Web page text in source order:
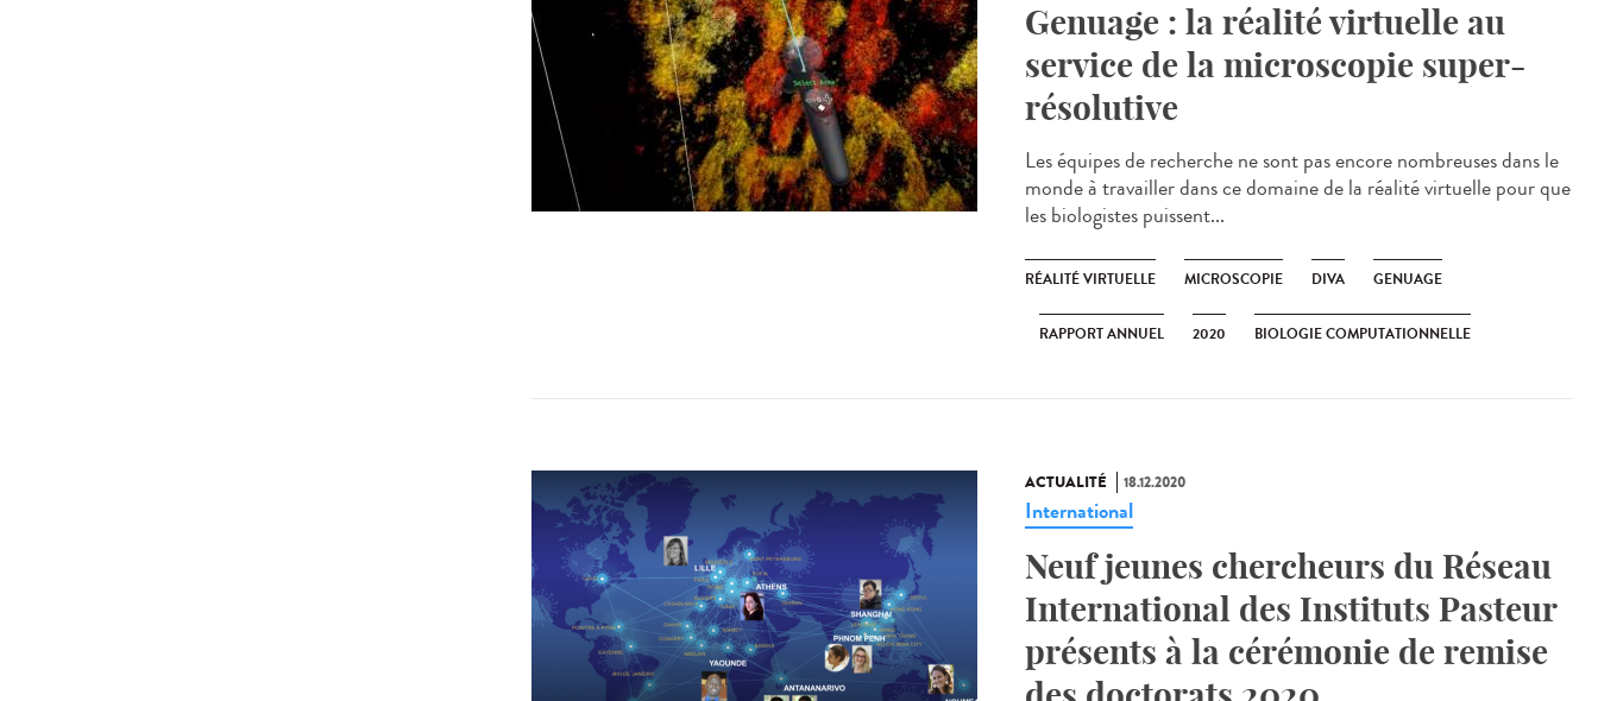
Genuage : la réalité virtuelle au
service de la microscopie super-
résolutive
Les équipes de recherche ne sont pas encore nombreuses dans le
monde à travailler dans ce domaine de la réalité virtuelle pour que
les biologistes puissent...
RÉALITÉ VIRTUELLE MICROSCOPIE DIVA GENUAGE
RAPPORT ANNUEL 2020 BIOLOGIE COMPUTATIONNELLE
ACTUALITÉ 18.12.2020
International
Neuf jeunes chercheurs du Réseau
International des Instituts Pasteur
présents à la cérémonie de remise